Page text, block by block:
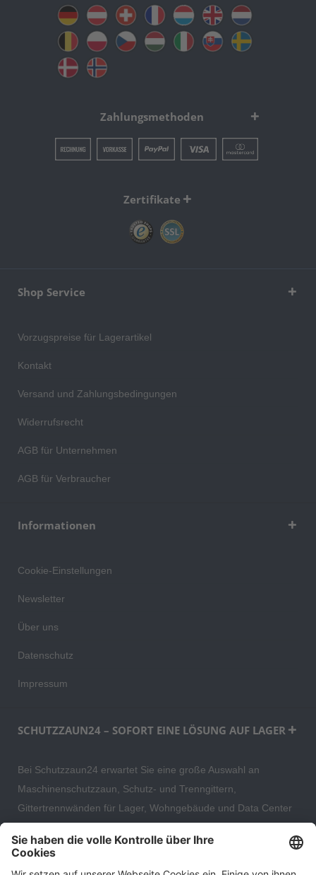
Zahlungsmethoden
Zertifikate
Shop Service
Vorzugspreise für Lagerartikel
Kontakt
Versand und Zahlungsbedingungen
Widerrufsrecht
AGB für Unternehmen
AGB für Verbraucher
Informationen
Cookie-Einstellungen
Newsletter
Über uns
Datenschutz
Impressum
SCHUTZZAUN24 – SOFORT EINE LÖSUNG AUF LAGER
Bei Schutzzaun24 erwartet Sie eine große Auswahl an
Maschinenschutzzaun, Schutz- und Trenngittern,
Gittertrennwänden für Lager, Wohngebäude und Data Center
hochwertige Gartenzäune und Zaunsysteme für die sichere